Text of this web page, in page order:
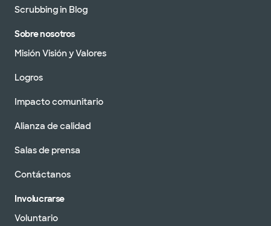
Scrubbing in Blog
Sobre nosotros
Misión Visión y Valores
Logros
Impacto comunitario
Alianza de calidad
Salas de prensa
Contáctanos
Involucrarse
Voluntario